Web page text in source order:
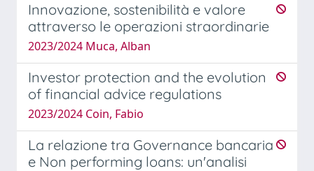
Innovazione, sostenibilità e valore
attraverso le operazioni straordinarie
2023/2024 Muca, Alban
Investor protection and the evolution
of financial advice regulations
2023/2024 Coin, Fabio
La relazione tra Governance bancaria
e Non performing loans: un'analisi